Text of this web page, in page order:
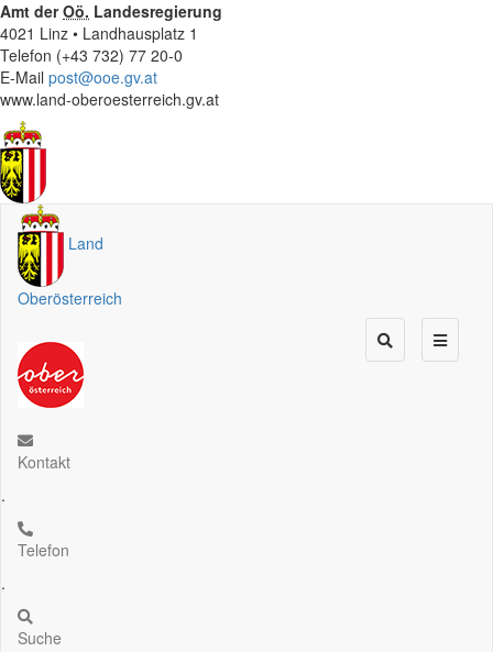
Amt derOö. Landesregierung
4021 Linz • Landhausplatz 1
Telefon (+43 732) 77 20-0
E-Mail post@ooe.gv.at
www.land-oberoesterreich.gv.at
Land
Oberösterreich
Kontakt
.
Telefon
.
Suche